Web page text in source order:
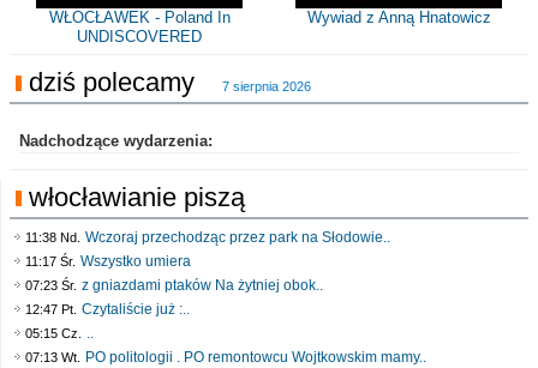
WŁOCŁAWEK - Poland In
UNDISCOVERED
Wywiad z Anną Hnatowicz
dziś polecamy 7 sierpnia 2026
Nadchodzące wydarzenia:
włocławianie piszą
11:38 Nd. Wczoraj przechodząc przez park na Słodowie..
11:17 Śr. Wszystko umiera
07:23 Śr. z gniazdami ptaków Na żytniej obok..
12:47 Pt. Czytaliście już :..
05:15 Cz. ..
07:13 Wt. PO politologii . PO remontowcu Wojtkowskim mamy..